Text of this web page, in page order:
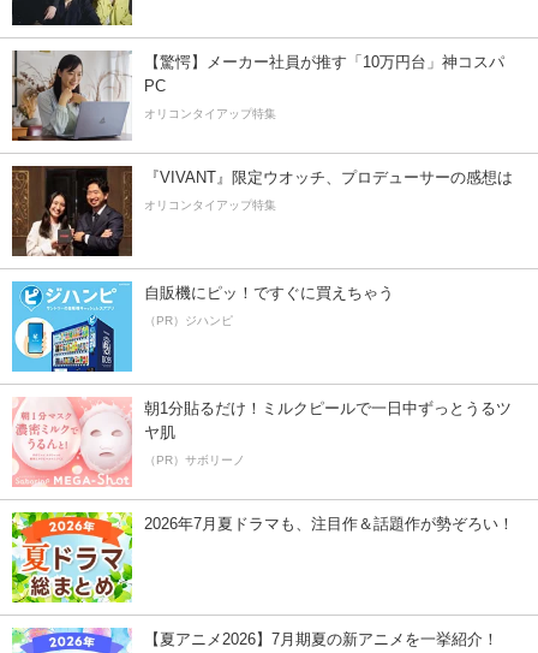
【驚愕】メーカー社員が推す「10万円台」神コスパ
PC
オリコンタイアップ特集
『VIVANT』限定ウオッチ、プロデューサーの感想は
オリコンタイアップ特集
自販機にピッ！ですぐに買えちゃう
（PR）ジハンピ
朝1分貼るだけ！ミルクピールで一日中ずっとうるツ
ヤ肌
（PR）サボリーノ
2026年7月夏ドラマも、注目作＆話題作が勢ぞろい！
【夏アニメ2026】7月期夏の新アニメを一挙紹介！